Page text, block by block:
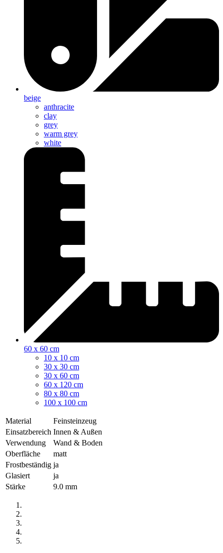
beige
anthracite
clay
grey
warm grey
white
60 x 60 cm
10 x 10 cm
30 x 30 cm
30 x 60 cm
60 x 120 cm
80 x 80 cm
100 x 100 cm
Material
Feinsteinzeug
Einsatzbereich Innen & Außen
Verwendung
Wand & Boden
Oberfläche
matt
Frostbeständig ja
Glasiert
ja
Stärke
9.0 mm